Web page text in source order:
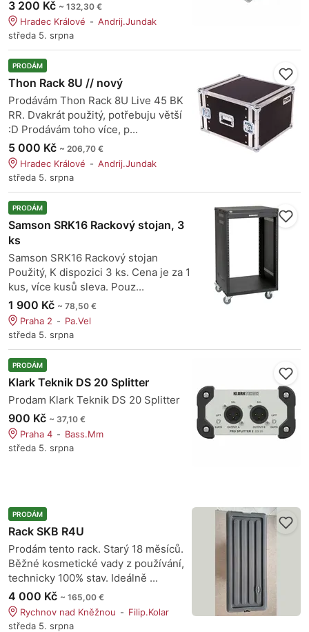
3 200 Kč ~ 132,30 €
Hradec Králové
Andrij.Jundak
středa 5. srpna
PRODÁM
Thon Rack 8U // nový
Prodávám Thon Rack 8U Live 45 BK
RR. Dvakrát použitý, potřebuju větší
:D Prodávám toho více, p...
5 000 Kč ~ 206,70 €
Hradec Králové
Andrij.Jundak
středa 5. srpna
PRODÁM
Samson SRK16 Rackový stojan, 3
ks
Samson SRK16 Rackový stojan
Použitý, K dispozici 3 ks. Cena je za 1
kus, více kusů sleva. Pouz...
1 900 Kč ~ 78,50 €
Praha 2
Pa.Vel
středa 5. srpna
PRODÁM
Klark Teknik DS 20 Splitter
Prodam Klark Teknik DS 20 Splitter
900 Kč ~ 37,10 €
Praha 4
Bass.Mm
středa 5. srpna
PRODÁM
Rack SKB R4U
Prodám tento rack. Starý 18 měsíců.
Běžné kosmetické vady z používání,
technicky 100% stav. Ideálně ...
4 000 Kč ~ 165,00 €
Rychnov nad Kněžnou
Filip.Kolar
středa 5. srpna